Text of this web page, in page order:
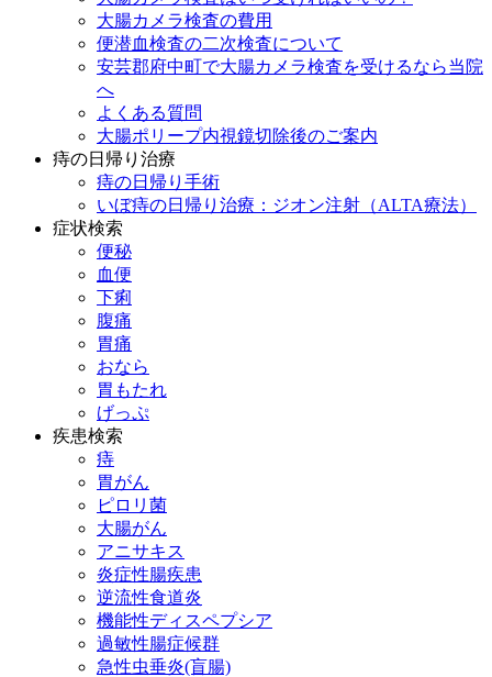
大腸カメラ検査の費用
便潜血検査の二次検査について
安芸郡府中町で大腸カメラ検査を受けるなら当院
へ
よくある質問
大腸ポリープ内視鏡切除後のご案内
痔の日帰り治療
痔の日帰り手術
いぼ痔の日帰り治療：ジオン注射（ALTA療法）
症状検索
便秘
血便
下痢
腹痛
胃痛
おなら
胃もたれ
げっぷ
疾患検索
痔
胃がん
ピロリ菌
大腸がん
アニサキス
炎症性腸疾患
逆流性食道炎
機能性ディスペプシア
過敏性腸症候群
急性虫垂炎(盲腸)